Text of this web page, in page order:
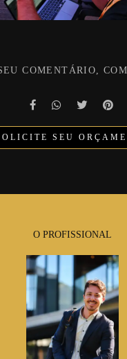
COMENTÁRIO,
SEU
O PROFISSIONAL